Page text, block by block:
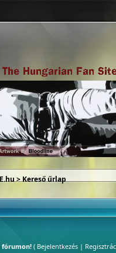
> Kereső űrlap
fórumon!( Bejelentkezés|